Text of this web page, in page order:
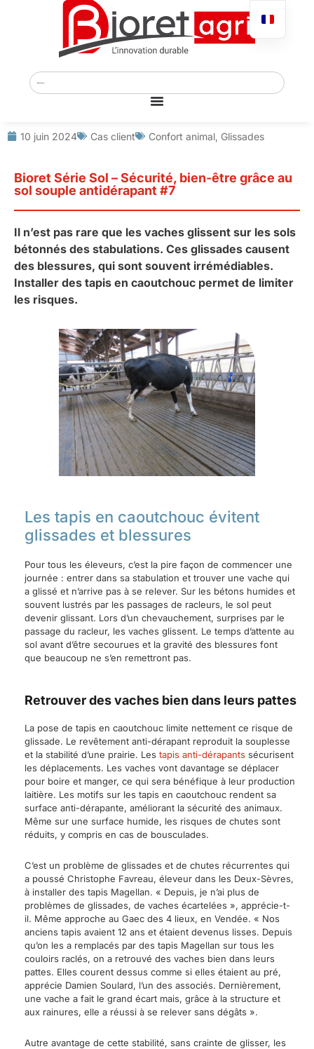
10 juin 2024 Cas client Confort animal Glissades
Bioret Série Sol – Sécurité, bien-être grâce au
sol souple antidérapant #7
Il n’est pas rare que les vaches glissent sur les sols
bétonnés des stabulations. Ces glissades causent
des blessures, qui sont souvent irrémédiables.
Installer des tapis en caoutchouc permet de limiter
les risques.
Les tapis en caoutchouc évitent
glissades et blessures
Pour tous les éleveurs, c’est la pire façon de commencer une
journée : entrer dans sa stabulation et trouver une vache qui
a glissé et n’arrive pas à se relever. Sur les bétons humides et
souvent lustrés par les passages de racleurs, le sol peut
devenir glissant. Lors d’un chevauchement, surprises par le
passage du racleur, les vaches glissent. Le temps d’attente au
sol avant d’être secourues et la gravité des blessures font
que beaucoup ne s’en remettront pas.
Retrouver des vaches bien dans leurs pattes
La pose de tapis en caoutchouc limite nettement ce risque de
glissade. Le revêtement anti-dérapant reproduit la souplesse
et la stabilité d’une prairie. Les tapis anti-dérapants sécurisent
les déplacements. Les vaches vont davantage se déplacer
pour boire et manger, ce qui sera bénéfique à leur production
laitière. Les motifs sur les tapis en caoutchouc rendent sa
surface anti-dérapante, améliorant la sécurité des animaux.
Même sur une surface humide, les risques de chutes sont
réduits, y compris en cas de bousculades.
C’est un problème de glissades et de chutes récurrentes qui
a poussé Christophe Favreau, éleveur dans les Deux-Sèvres,
à installer des tapis Magellan. « Depuis, je n’ai plus de
problèmes de glissades, de vaches écartelées », apprécie-t-
il. Même approche au Gaec des 4 lieux, en Vendée. « Nos
anciens tapis avaient 12 ans et étaient devenus lisses. Depuis
qu’on les a remplacés par des tapis Magellan sur tous les
couloirs raclés, on a retrouvé des vaches bien dans leurs
pattes. Elles courent dessus comme si elles étaient au pré,
apprécie Damien Soulard, l’un des associés. Dernièrement,
une vache a fait le grand écart mais, grâce à la structure et
aux rainures, elle a réussi à se relever sans dégâts ».
Autre avantage de cette stabilité, sans crainte de glisser, les